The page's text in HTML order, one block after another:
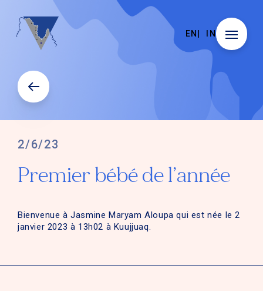
EN IN
2/6/23
Premier bébé de l’année
Bienvenue à Jasmine Maryam Aloupa qui est née le 2
janvier 2023 à 13h02 à Kuujjuaq.